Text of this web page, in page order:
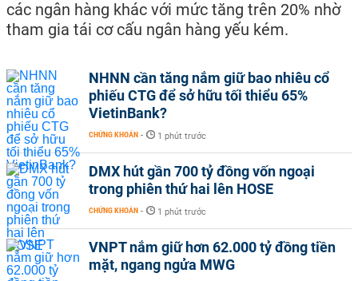
các ngân hàng khác với mức tăng trên 20% nhờ
tham gia tái cơ cấu ngân hàng yếu kém.
NHNN cần tăng nắm giữ bao nhiêu cổ
phiếu CTG để sở hữu tối thiểu 65%
VietinBank?
CHỨNG KHOÁN - 1 phút trước
DMX hút gần 700 tỷ đồng vốn ngoại
trong phiên thứ hai lên HOSE
CHỨNG KHOÁN - 1 phút trước
VNPT nắm giữ hơn 62.000 tỷ đồng tiền
mặt, ngang ngửa MWG